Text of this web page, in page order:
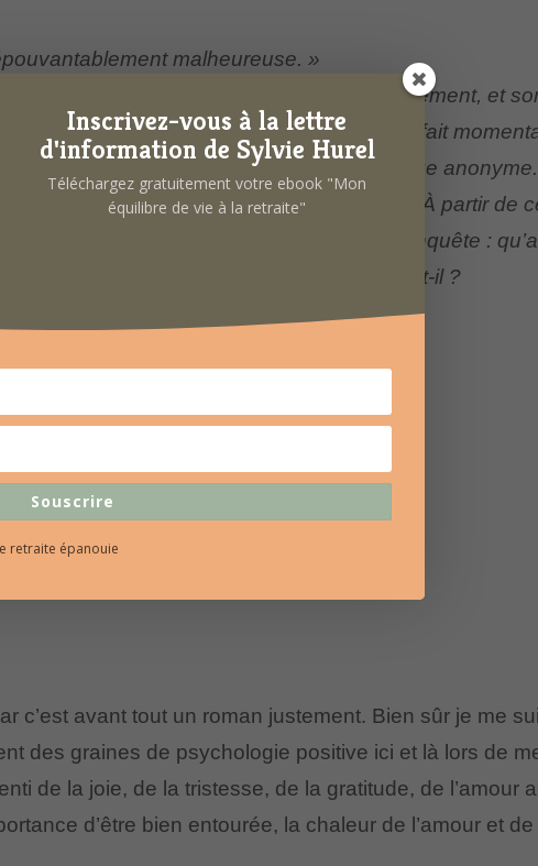
malheureuse. »
son frère Raphaël est mort prématurément, et
organisée pour ses 40 ans, elle fait
Le lendemain, Rose reçoit un message
tes commandements tu appliqueras ! » À partir de
et fidèle bande d’amis, va mener l’enquête :
aucun souvenir ? Qui est M. et que lui veut-il ?
c’est avant tout un roman justement. Bien sûr je me
des graines de psychologie positive ici et là lors de
de la joie, de la tristesse, de la gratitude, de l’amour
d’être bien entourée, la chaleur de l’amour et de
Inscrivez-vous à la lettre
d'information de Sylvie Hurel
Téléchargez gratuitement votre ebook "Mon
équilibre de vie à la retraite"
Souscrire
retraite épanouie